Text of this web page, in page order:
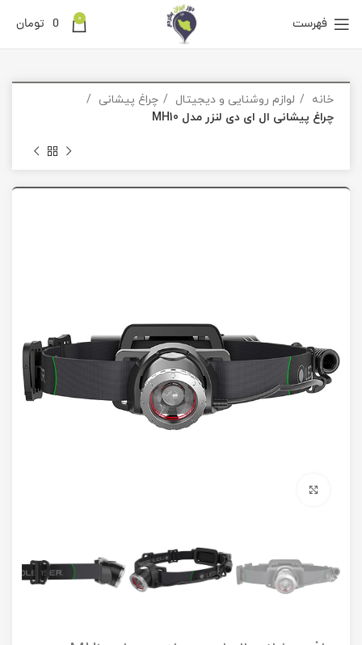
فهرست 0
0 تومان
خانه لوازم روشنایی و دیجیتال
چراغ پیشانی
چراغ پیشانی ال ای دی لنزر مدل MH10